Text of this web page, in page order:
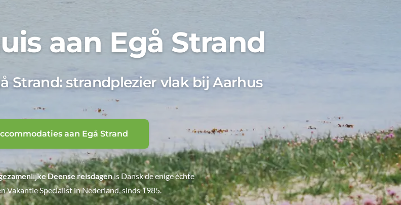
aan Egå Strand
Strand: strandplezier vlak bij Aarhus
aan Egå Strand
Deense reisdagenis Dansk de enige échte
Vakantie Specialist in Nederland, sinds 1985.